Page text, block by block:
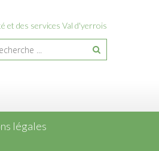
et des services Val d'yerrois
légales